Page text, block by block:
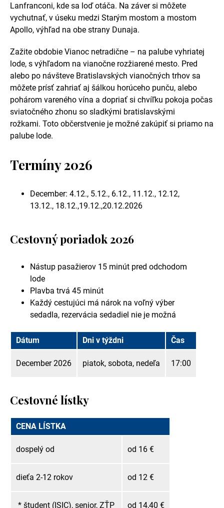
Lanfranconi, kde sa loď otáča. Na záver si môžete
vychutnať, v úseku medzi Starým mostom a mostom
Apollo, výhľad na obe strany Dunaja.
Zažite obdobie Vianoc netradične – na palube vyhriatej
lode, s výhľadom na vianočne rozžiarené mesto. Pred
alebo po návšteve Bratislavských vianočných trhov sa
môžete prísť zahriať aj šálkou horúceho punču, alebo
pohárom vareného vína a dopriať si chvíľku pokoja počas
sviatočného zhonu so sladkými bratislavskými
rožkami. Toto občerstvenie je možné zakúpiť si priamo na
palube lode.
Termíny 2026
December: 4.12., 5.12., 6.12., 11.12., 12.12,
13.12., 18.12.,19.12.,20.12.2026
Cestovný poriadok 2026
Nástup pasažierov 15 minút pred odchodom
lode
Plavba trvá 45 minút
Každý cestujúci má nárok na voľný výber
sedadla, rezervácia sedadiel nie je možná
Dátum Dni v týždni Čas
December 2026 piatok, sobota, nedeľa 17:00
Cestovné lístky
CENA LÍSTKA
dospelý od od 16 €
dieťa 2-12 rokov od 12 €
* študent (ISIC), senior, ZŤP od 14,40 €